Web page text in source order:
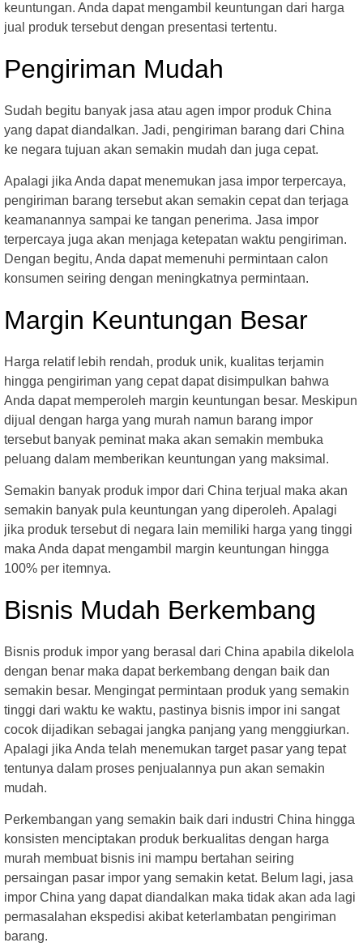
keuntungan. Anda dapat mengambil keuntungan dari harga
jual produk tersebut dengan presentasi tertentu.
Pengiriman Mudah
Sudah begitu banyak jasa atau agen impor produk China
yang dapat diandalkan. Jadi, pengiriman barang dari China
ke negara tujuan akan semakin mudah dan juga cepat.
Apalagi jika Anda dapat menemukan jasa impor terpercaya,
pengiriman barang tersebut akan semakin cepat dan terjaga
keamanannya sampai ke tangan penerima. Jasa impor
terpercaya juga akan menjaga ketepatan waktu pengiriman.
Dengan begitu, Anda dapat memenuhi permintaan calon
konsumen seiring dengan meningkatnya permintaan.
Margin Keuntungan Besar
Harga relatif lebih rendah, produk unik, kualitas terjamin
hingga pengiriman yang cepat dapat disimpulkan bahwa
Anda dapat memperoleh margin keuntungan besar. Meskipun
dijual dengan harga yang murah namun barang impor
tersebut banyak peminat maka akan semakin membuka
peluang dalam memberikan keuntungan yang maksimal.
Semakin banyak produk impor dari China terjual maka akan
semakin banyak pula keuntungan yang diperoleh. Apalagi
jika produk tersebut di negara lain memiliki harga yang tinggi
maka Anda dapat mengambil margin keuntungan hingga
100% per itemnya.
Bisnis Mudah Berkembang
Bisnis produk impor yang berasal dari China apabila dikelola
dengan benar maka dapat berkembang dengan baik dan
semakin besar. Mengingat permintaan produk yang semakin
tinggi dari waktu ke waktu, pastinya bisnis impor ini sangat
cocok dijadikan sebagai jangka panjang yang menggiurkan.
Apalagi jika Anda telah menemukan target pasar yang tepat
tentunya dalam proses penjualannya pun akan semakin
mudah.
Perkembangan yang semakin baik dari industri China hingga
konsisten menciptakan produk berkualitas dengan harga
murah membuat bisnis ini mampu bertahan seiring
persaingan pasar impor yang semakin ketat. Belum lagi, jasa
impor China yang dapat diandalkan maka tidak akan ada lagi
permasalahan ekspedisi akibat keterlambatan pengiriman
barang.